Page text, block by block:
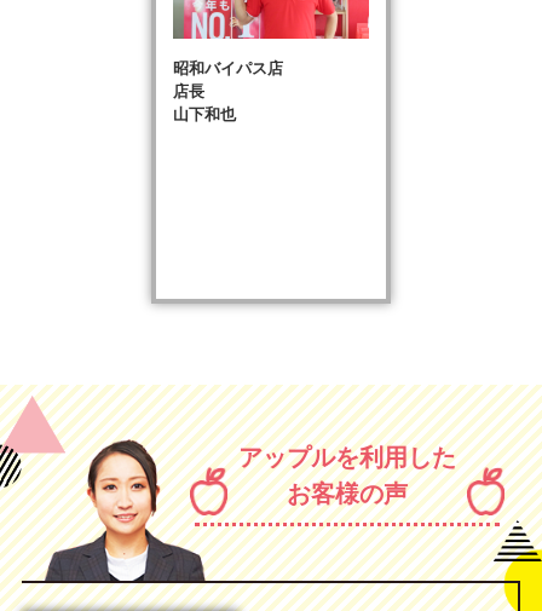
昭和バイパス店
店長
山下和也
アップルを利用した
お客様の声